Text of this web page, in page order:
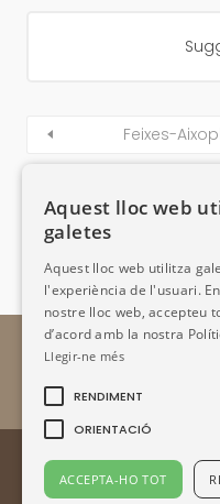
Feixes-
Feixes i murs de
Cauba
Enllaços- Contacte:
Aquest lloc web
galetes
Aquest lloc web utilitza
l'experiència de l'usuari.
nostre lloc web, accepteu
d’acord amb la nostra
Llegir-ne més
RENDIMENT
ORIENTACIÓ
ACCEPTA-HO TOT